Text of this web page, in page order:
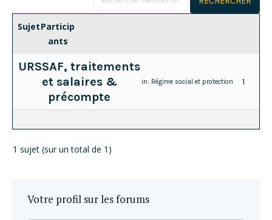
SujetParticip
ants
URSSAF, traitements
et salaires &
précompte
in: Régime social et protection 1
1 sujet (sur un total de 1)
Votre profil sur les forums